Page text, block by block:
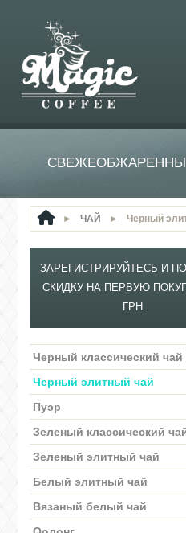
► ЧАЙ ► Черный
ЗАРЕГИСТРИРУЙТЕСЬ И
СКИДКУ НА ПЕРВУЮ
ГРН.
Черный классический чай
Черный элитный чай
Пуэр
Зеленый классический
Зеленый элитный чай
Белый элитный чай
Вязаный белый чай